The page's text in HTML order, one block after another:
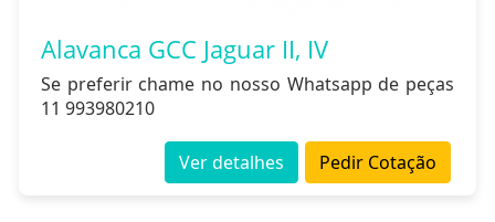
Alavanca GCC Jaguar II, IV
Se preferir chame no nosso Whatsapp de peças
11 993980210
Pedir Cotação
Ver detalhes